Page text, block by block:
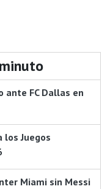
ante FC Dallas en
los Juegos
Miami sin Messi